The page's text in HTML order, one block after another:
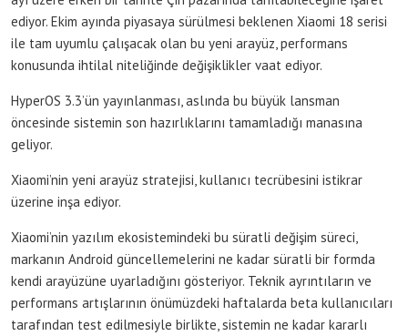
ediyor. Ekim ayında piyasaya sürülmesi beklenen Xiaomi 18 serisi
ile tam uyumlu çalışacak olan bu yeni arayüz, performans
konusunda ihtilal niteliğinde değişiklikler vaat ediyor.
HyperOS 3.3’ün yayınlanması, aslında bu büyük lansman
öncesinde sistemin son hazırlıklarını tamamladığı manasına
geliyor.
Xiaomi’nin yeni arayüz stratejisi, kullanıcı tecrübesini istikrar
üzerine inşa ediyor.
Xiaomi’nin yazılım ekosistemindeki bu süratli değişim süreci,
markanın Android güncellemelerini ne kadar süratli bir formda
kendi arayüzüne uyarladığını gösteriyor. Teknik ayrıntıların ve
performans artışlarının önümüzdeki haftalarda beta kullanıcıları
tarafından test edilmesiyle birlikte, sistemin ne kadar kararlı